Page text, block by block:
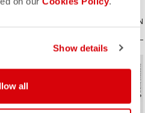
Show details
all
VERGLEICHEN
Summer Sale 40% Off